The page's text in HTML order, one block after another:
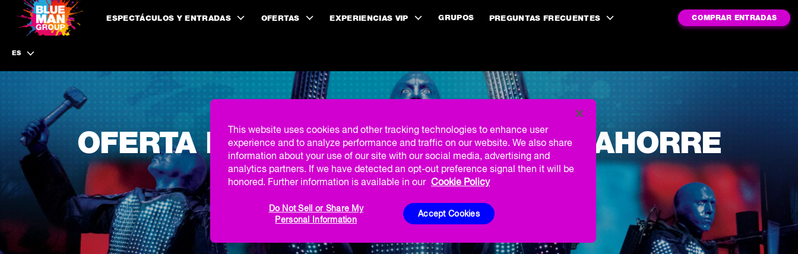
ESPECTÁCULOS Y ENTRADAS OFERTAS EXPERIENCIAS VIP GRUPOS PREGUNTAS FRECUENTES COMPRAR ENTRADAS
ES
OFERTA DEL DÍA DE LOS CAÍDOS: AHORRE
$20
This website uses cookies and other tracking technologies to enhance user
experience and to analyze performance and traffic on our website. We also share
information about your use of our site with our social media, advertising and
analytics partners. If we have detected an opt-out preference signal then it will be
honored. Further information is available in our Cookie Policy
Do Not Sell or Share My
Personal Information
Accept Cookies